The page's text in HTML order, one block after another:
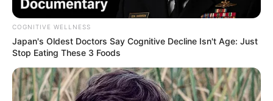
Friss hírek
Művészek
Természet
Történetek
Világ
COGNITIVE WELLNESS
Japan's Oldest Doctors Say Cognitive Decline Isn't Age: Just
Stop Eating These 3 Foods